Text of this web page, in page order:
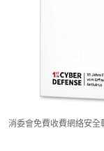
消委會免費收費網絡安